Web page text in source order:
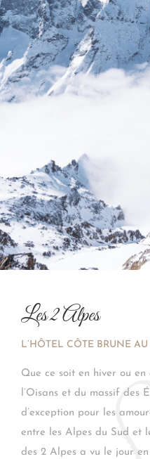
Les 2 Alpes
L’HÔTEL CÔTE BRUNE
Que ce soit en hiver ou
l’Oisans et du massif des
d’exception pour les
entre les Alpes du Sud et
des 2 Alpes a vu le jour